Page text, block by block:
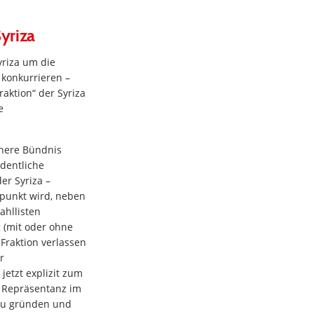
um die
–
der Syriza
Bündnis
Syriza –
wird, neben
(mit oder ohne
verlassen
explizit zum
im
gründen und